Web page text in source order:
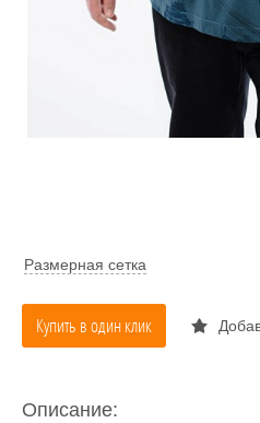
Размерная сетка
Купить в один клик
Описание: